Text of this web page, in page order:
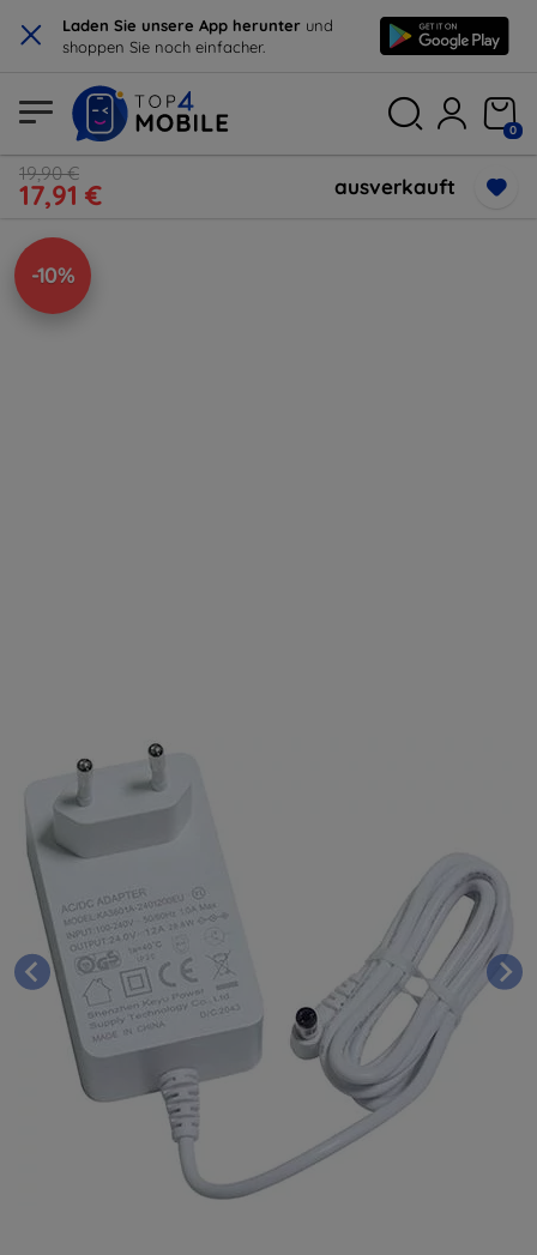
× Laden Sie unsere App herunter und
shoppen Sie noch einfacher.
0
19,90 €
17,91 € ausverkauft
-10%